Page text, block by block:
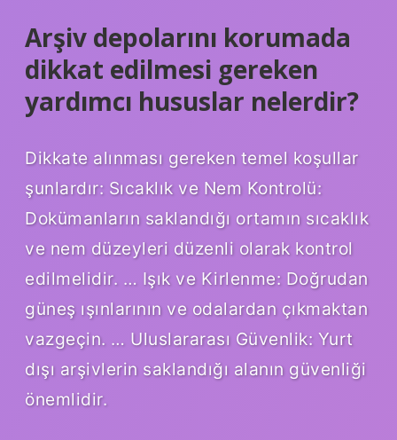
Arşiv depolarını korumada
dikkat edilmesi gereken
yardımcı hususlar nelerdir?
Dikkate alınması gereken temel koşullar
şunlardır: Sıcaklık ve Nem Kontrolü:
Dokümanların saklandığı ortamın sıcaklık
ve nem düzeyleri düzenli olarak kontrol
edilmelidir. … Işık ve Kirlenme: Doğrudan
güneş ışınlarının ve odalardan çıkmaktan
vazgeçin. … Uluslararası Güvenlik: Yurt
dışı arşivlerin saklandığı alanın güvenliği
önemlidir.